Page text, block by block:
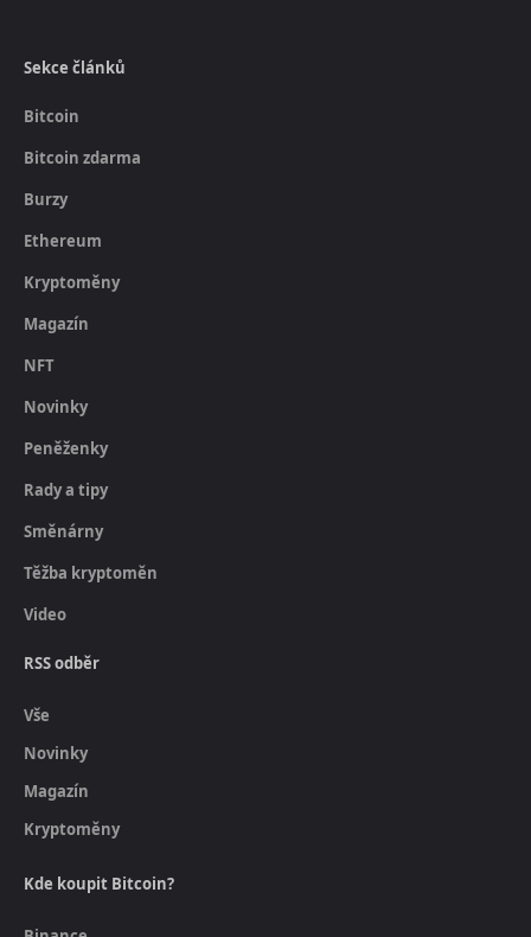
Sekce článků
Bitcoin
Bitcoin zdarma
Burzy
Ethereum
Kryptoměny
Magazín
NFT
Novinky
Peněženky
Rady a tipy
Směnárny
Těžba kryptoměn
Video
RSS odběr
Vše
Novinky
Magazín
Kryptoměny
Kde koupit Bitcoin?